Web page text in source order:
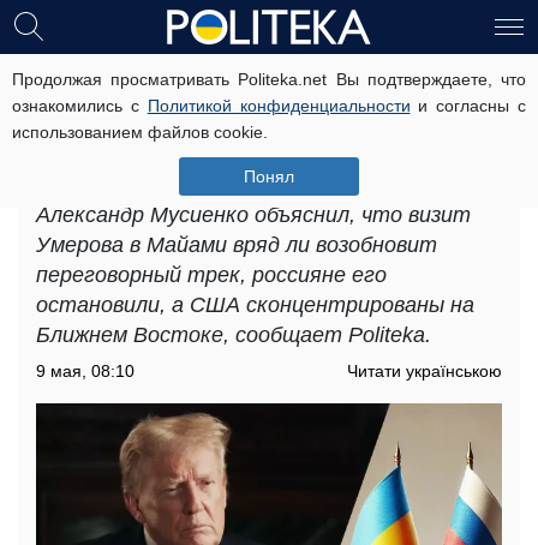
Продолжая просматривать Politeka.net Вы подтверждаете, что
ознакомились с Политикой конфиденциальности и согласны с
использованием файлов cookie.
Понял
Россия делает заявление, а США
делают вид, что его не заметили, –
эксперт об остановке переговоров
Политический эксперт и военнослужащий
Александр Мусиенко объяснил, что визит
Умерова в Майами вряд ли возобновит
переговорный трек, россияне его
остановили, а США сконцентрированы на
Ближнем Востоке, сообщает Politeka.
9 мая, 08:10 Читати українською